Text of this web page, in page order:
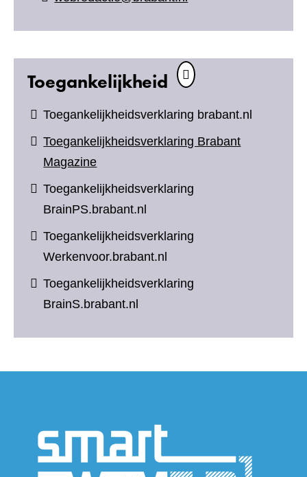
andere
Toegankelijkheid
Toegankelijkheidsverklaring brabant.nl
Toegankelijkheidsverklaring Brabant
Magazine
Toegankelijkheidsverklaring
BrainPS.brabant.nl
Toegankelijkheidsverklaring
Werkenvoor.brabant.nl
Toegankelijkheidsverklaring
BrainS.brabant.nl